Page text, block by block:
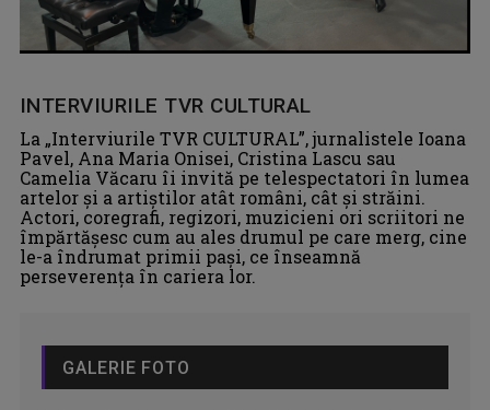
INTERVIURILE TVR CULTURAL
La „Interviurile TVR CULTURAL”, jurnalistele Ioana
Pavel, Ana Maria Onisei, Cristina Lascu sau
Camelia Văcaru îi invită pe telespectatori în lumea
artelor şi a artiştilor atât români, cât şi străini.
Actori, coregrafi, regizori, muzicieni ori scriitori ne
împărtăşesc cum au ales drumul pe care merg, cine
le-a îndrumat primii paşi, ce înseamnă
perseverenţa în cariera lor.
GALERIE FOTO